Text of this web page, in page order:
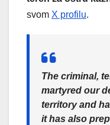
svom X profilu.
The criminal,
martyred our
territory and
it has also